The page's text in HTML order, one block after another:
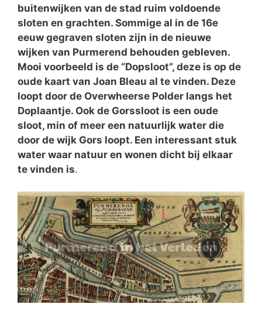
buitenwijken van de stad ruim voldoende
sloten en grachten. Sommige al in de 16e
eeuw gegraven sloten zijn in de nieuwe
wijken van Purmerend behouden gebleven.
Mooi voorbeeld is de “Dopsloot”, deze is op de
oude kaart van Joan Bleau al te vinden. Deze
loopt door de Overwheerse Polder langs het
Doplaantje. Ook de Gorssloot is een oude
sloot, min of meer een natuurlijk water die
door de wijk Gors loopt. Een interessant stuk
water waar natuur en wonen dicht bij elkaar
te vinden is.